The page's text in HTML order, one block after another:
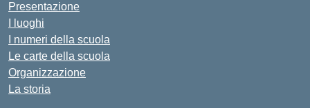
Presentazione
I luoghi
I numeri della scuola
Le carte della scuola
Organizzazione
La storia